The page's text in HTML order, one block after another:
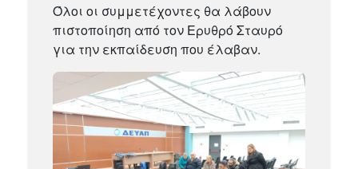
Όλοι οι συμμετέχοντες θα λάβουν
πιστοποίηση από τον Ερυθρό Σταυρό
για την εκπαίδευση που έλαβαν.